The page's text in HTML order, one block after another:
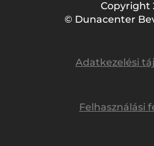
Copyright
© Dunacenter
Adatkezelési
Felhasználási